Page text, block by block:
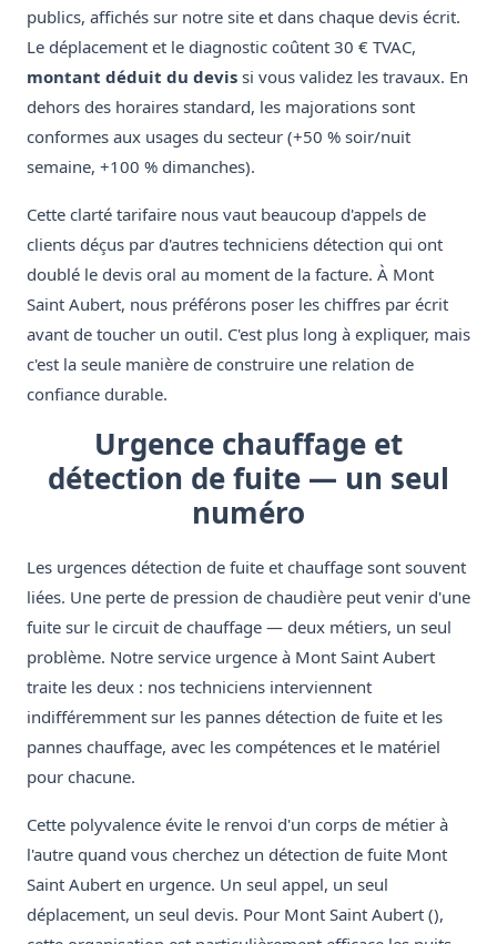
publics, affichés sur notre site et dans chaque devis écrit.
Le déplacement et le diagnostic coûtent 30 € TVAC,
montant déduit du devis si vous validez les travaux. En
dehors des horaires standard, les majorations sont
conformes aux usages du secteur (+50 % soir/nuit
semaine, +100 % dimanches).
Cette clarté tarifaire nous vaut beaucoup d'appels de
clients déçus par d'autres techniciens détection qui ont
doublé le devis oral au moment de la facture. À Mont
Saint Aubert, nous préférons poser les chiffres par écrit
avant de toucher un outil. C'est plus long à expliquer, mais
c'est la seule manière de construire une relation de
confiance durable.
Urgence chauffage et
détection de fuite — un seul
numéro
Les urgences détection de fuite et chauffage sont souvent
liées. Une perte de pression de chaudière peut venir d'une
fuite sur le circuit de chauffage — deux métiers, un seul
problème. Notre service urgence à Mont Saint Aubert
traite les deux : nos techniciens interviennent
indifféremment sur les pannes détection de fuite et les
pannes chauffage, avec les compétences et le matériel
pour chacune.
Cette polyvalence évite le renvoi d'un corps de métier à
l'autre quand vous cherchez un détection de fuite Mont
Saint Aubert en urgence. Un seul appel, un seul
déplacement, un seul devis. Pour Mont Saint Aubert (),